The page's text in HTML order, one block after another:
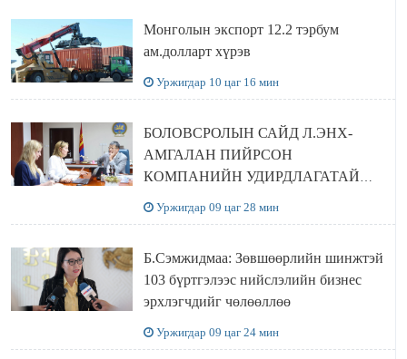
Монголын экспорт 12.2 тэрбум
ам.долларт хүрэв
Уржигдар 10 цаг 16 мин
БОЛОВСРОЛЫН САЙД Л.ЭНХ-
АМГАЛАН ПИЙРСОН
КОМПАНИЙН УДИРДЛАГАТАЙ
Уржигдар 09 цаг 28 мин
Б.Сэмжидмаа: Зөвшөөрлийн шинжтэй
103 бүртгэлээс нийслэлийн бизнес
эрхлэгчдийг чөлөөллөө
Уржигдар 09 цаг 24 мин